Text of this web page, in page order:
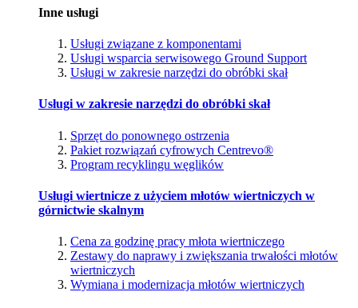
Inne usługi
Usługi związane z komponentami
Usługi wsparcia serwisowego Ground Support
Usługi w zakresie narzędzi do obróbki skał
Usługi w zakresie narzędzi do obróbki skał
Sprzęt do ponownego ostrzenia
Pakiet rozwiązań cyfrowych Centrevo®
Program recyklingu węglików
Usługi wiertnicze z użyciem młotów wiertniczych w
górnictwie skalnym
Cena za godzinę pracy młota wiertniczego
Zestawy do naprawy i zwiększania trwałości młotów
wiertniczych
Wymiana i modernizacja młotów wiertniczych